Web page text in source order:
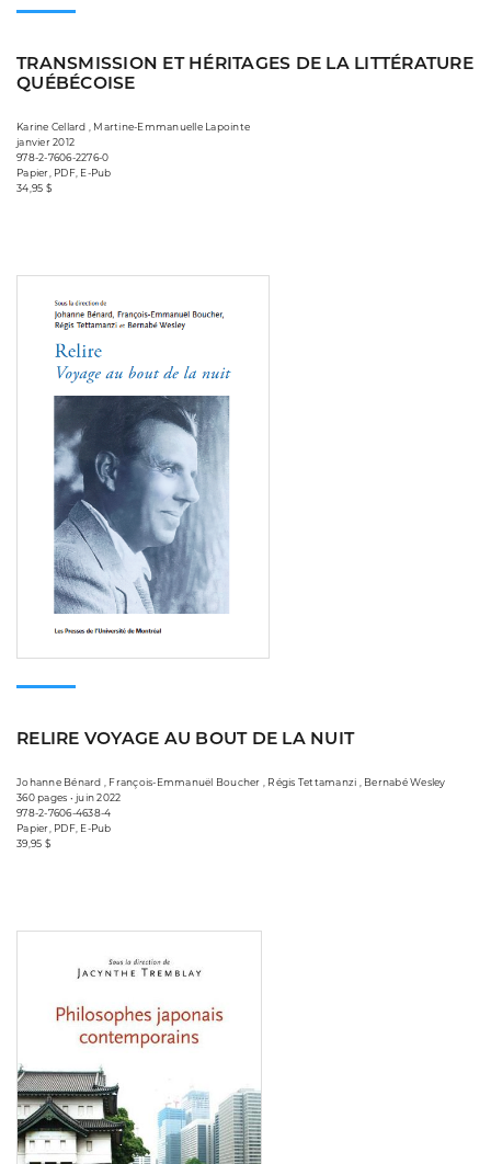
TRANSMISSION ET HÉRITAGES DE LA LITTÉRATURE
QUÉBÉCOISE
Karine Cellard , Martine-Emmanuelle Lapointe
janvier 2012
978-2-7606-2276-0
Papier, PDF, E-Pub
34,95 $
RELIRE VOYAGE AU BOUT DE LA NUIT
Johanne Bénard , François-Emmanuël Boucher , Régis Tettamanzi , Bernabé Wesley
360 pages • juin 2022
978-2-7606-4638-4
Papier, PDF, E-Pub
39,95 $